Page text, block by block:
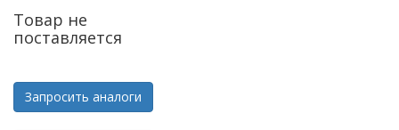
Товар не
поставляется
Запросить аналоги